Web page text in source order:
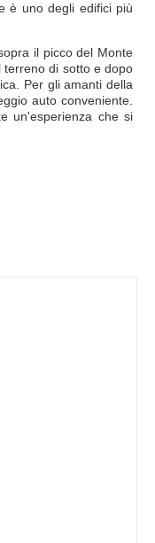
è uno degli edifici più
il picco del Monte
terreno di sotto e dopo
Per gli amanti della
auto conveniente.
un'esperienza che si